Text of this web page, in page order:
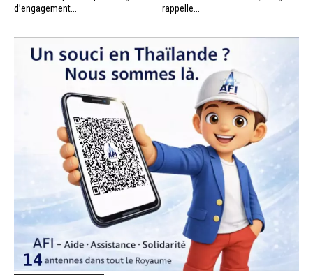
d’engagement...
rappelle...